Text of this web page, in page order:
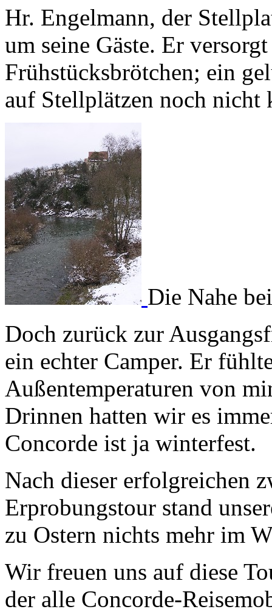
Hr. Engelmann, der
um seine Gäste. Er
Frühstücksbrötchen; ein
auf Stellplätzen noch nicht
Die Nahe
Doch zurück zur
ein echter Camper. Er
Außentemperaturen von
Drinnen hatten wir es
Concorde ist ja winterfest.
Nach dieser erfolgreichen
Erprobungstour stand
zu Ostern nichts mehr im
Wir freuen uns auf diese
der alle Concorde-